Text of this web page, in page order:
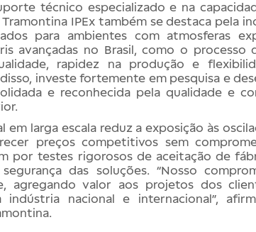
técnico especializado e na
Tramontina IPEx também se destaca pela
para ambientes com atmosferas
avançadas no Brasil, como o processo
rapidez na produção e
investe fortemente em pesquisa e
e reconhecida pela qualidade e
em larga escala reduz a exposição às
preços competitivos sem
por testes rigorosos de aceitação de
das soluções. “Nosso
agregando valor aos projetos dos
indústria nacional e internacional”,